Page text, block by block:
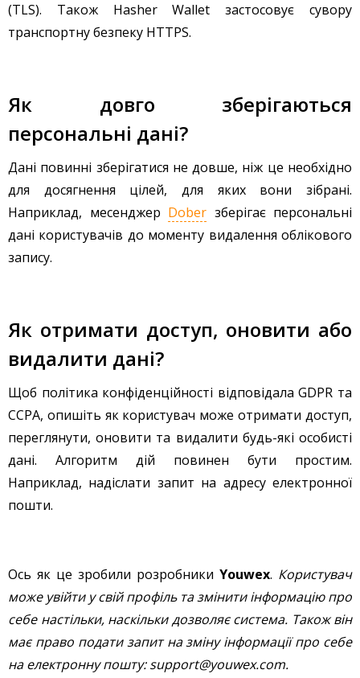
(TLS). Також Hasher Wallet застосовує сувору
транспортну безпеку HTTPS.
Як довго зберігаються
персональні дані?
Дані повинні зберігатися не довше, ніж це необхідно
для досягнення цілей, для яких вони зібрані.
Наприклад, месенджер Dober зберігає персональні
дані користувачів до моменту видалення облікового
запису.
Як отримати доступ, оновити або
видалити дані?
Щоб політика конфіденційності відповідала GDPR та
CCPA, опишіть як користувач може отримати доступ,
переглянути, оновити та видалити будь-які особисті
дані. Алгоритм дій повинен бути простим.
Наприклад, надіслати запит на адресу електронної
пошти.
Ось як це зробили розробники Youwex. Користувач
може увійти у свій профіль та змінити інформацію про
себе настільки, наскільки дозволяє система. Також він
має право подати запит на зміну інформації про себе
на електронну пошту: support@youwex.com.